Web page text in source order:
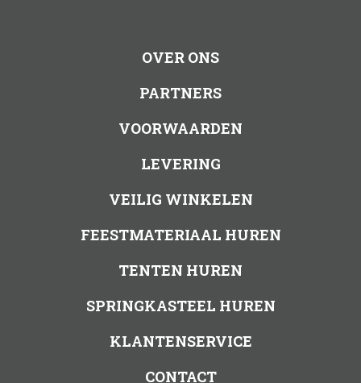
OVER ONS
PARTNERS
VOORWAARDEN
LEVERING
VEILIG WINKELEN
FEESTMATERIAAL HUREN
TENTEN HUREN
SPRINGKASTEEL HUREN
KLANTENSERVICE
CONTACT